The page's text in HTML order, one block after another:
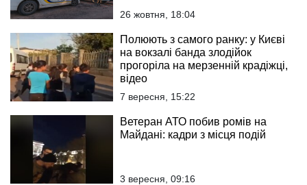
26 жовтня, 18:04
Полюють з самого ранку: у Києві
на вокзалі банда злодійок
прогоріла на мерзенній крадіжці,
відео
7 вересня, 15:22
Ветеран АТО побив ромів на
Майдані: кадри з місця подій
3 вересня, 09:16